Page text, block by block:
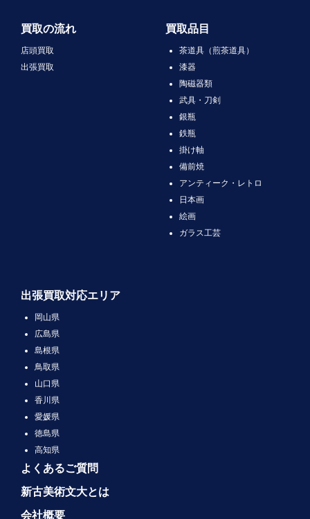
買取の流れ
店頭買取
出張買取
買取品目
茶道具（煎茶道具）
漆器
陶磁器類
武具・刀剣
銀瓶
鉄瓶
掛け軸
備前焼
アンティーク・レトロ
日本画
絵画
ガラス工芸
出張買取対応エリア
岡山県
広島県
島根県
鳥取県
山口県
香川県
愛媛県
徳島県
高知県
よくあるご質問
新古美術文大とは
会社概要